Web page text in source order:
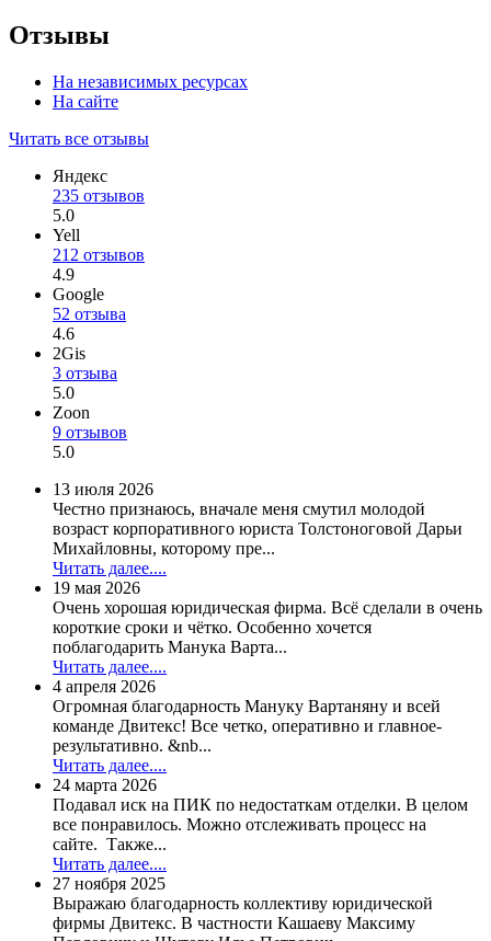
Отзывы
На независимых ресурсах
На сайте
Читать все отзывы
Яндекс
235 отзывов
5.0
Yell
212 отзывов
4.9
Google
52 отзыва
4.6
2Gis
3 отзыва
5.0
Zoon
9 отзывов
5.0
13 июля 2026
Честно признаюсь, вначале меня смутил молодой
возраст корпоративного юриста Толстоноговой Дарьи
Михайловны, которому пре...
Читать далее....
19 мая 2026
Очень хорошая юридическая фирма. Всё сделали в очень
короткие сроки и чётко. Особенно хочется
поблагодарить Манука Варта...
Читать далее....
4 апреля 2026
Огромная благодарность Мануку Вартаняну и всей
команде Двитекс! Все четко, оперативно и главное-
результативно. &nb...
Читать далее....
24 марта 2026
Подавал иск на ПИК по недостаткам отделки. В целом
все понравилось. Можно отслеживать процесс на
сайте. Также...
Читать далее....
27 ноября 2025
Выражаю благодарность коллективу юридической
фирмы Двитекс. В частности Кашаеву Максиму